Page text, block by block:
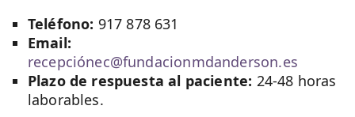
Teléfono: 917 878 631
Email:
recepciónec@fundacionmdanderson.es
Plazo de respuesta al paciente: 24-48 horas
laborables.